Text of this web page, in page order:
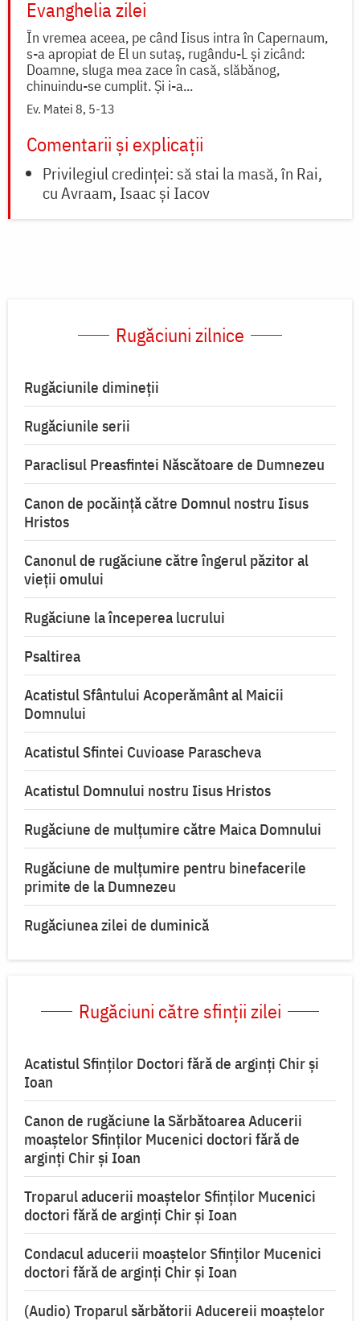
Evanghelia zilei
În vremea aceea, pe când Iisus intra în Capernaum,
s-a apropiat de El un sutaș, rugându-L și zicând:
Doamne, sluga mea zace în casă, slăbănog,
chinuindu-se cumplit. Și i-a...
Ev. Matei 8, 5-13
Comentarii și explicații
Privilegiul credinței: să stai la masă, în Rai,
cu Avraam, Isaac și Iacov
Rugăciuni zilnice
Rugăciunile dimineții
Rugăciunile serii
Paraclisul Preasfintei Născătoare de Dumnezeu
Canon de pocăință către Domnul nostru Iisus
Hristos
Canonul de rugăciune către îngerul păzitor al
vieții omului
Rugăciune la începerea lucrului
Psaltirea
Acatistul Sfântului Acoperământ al Maicii
Domnului
Acatistul Sfintei Cuvioase Parascheva
Acatistul Domnului nostru Iisus Hristos
Rugăciune de mulţumire către Maica Domnului
Rugăciune de mulțumire pentru binefacerile
primite de la Dumnezeu
Rugăciunea zilei de duminică
Rugăciuni către sfinții zilei
Acatistul Sfinților Doctori fără de arginți Chir şi
Ioan
Canon de rugăciune la Sărbătoarea Aducerii
moaştelor Sfinţilor Mucenici doctori fără de
arginţi Chir şi Ioan
Troparul aducerii moaştelor Sfinţilor Mucenici
doctori fără de arginţi Chir şi Ioan
Condacul aducerii moaştelor Sfinţilor Mucenici
doctori fără de arginţi Chir şi Ioan
(Audio) Troparul sărbătorii Aducereii moaștelor